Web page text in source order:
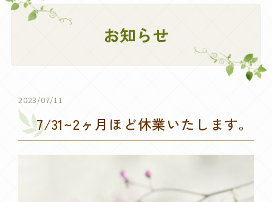
お知らせ
2023/07/11
7/31~2ヶ月ほど休業いたします。